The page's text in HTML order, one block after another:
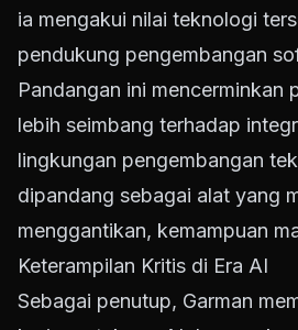
ia mengakui nilai teknologi
pendukung pengembangan
Pandangan ini mencerminkan
lebih seimbang terhadap
lingkungan pengembangan
dipandang sebagai alat yang
menggantikan, kemampuan
Keterampilan Kritis di Era AI
Sebagai penutup, Garman